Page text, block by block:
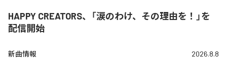
HAPPY CREATORS、「涙のわけ、その理由を！」を
配信開始
新曲情報 2026.8.8